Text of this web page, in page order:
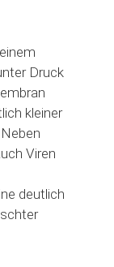
Druck
kleiner
Viren
deutlich